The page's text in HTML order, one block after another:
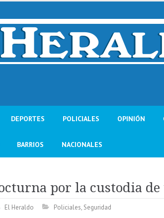
DEPORTES POLICIALES OPINIÓN
BARRIOS NACIONALES
por la custodia
El Heraldo Policiales, Seguridad